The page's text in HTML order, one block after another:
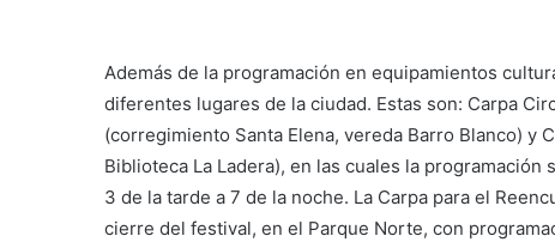
Además de la programación en equipamientos
diferentes lugares de la ciudad. Estas son: Carpa
(corregimiento Santa Elena, vereda Barro Blanco) y
Biblioteca La Ladera), en las cuales la
3 de la tarde a 7 de la noche. La Carpa para el
cierre del festival, en el Parque Norte, con